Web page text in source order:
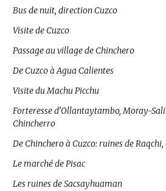
Bus de nuit, direction Cuzco
Visite de Cuzco
Passage au village de Chinchero
De Cuzco à Agua Calientes
Visite du Machu Picchu
Forteresse d’Ollantaytambo, Moray-
Chincherro
De Chinchero à Cuzco: ruines de
Le marché de Pisac
Les ruines de Sacsayhuaman